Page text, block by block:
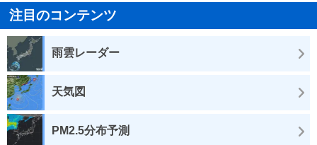
注目のコンテンツ
雨雲レーダー
天気図
PM2.5分布予測